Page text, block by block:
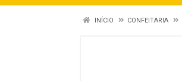
INÍCIO CONFEITARIA